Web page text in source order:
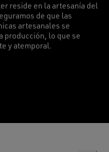
reside en la artesanía del
de que las
artesanales se
producción, lo que se
y atemporal.